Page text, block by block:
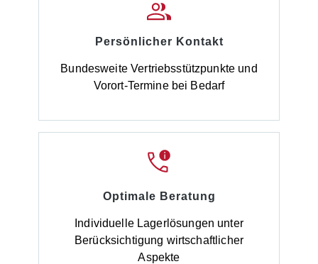
Persönlicher Kontakt
Bundesweite Vertriebsstützpunkte und
Vorort-Termine bei Bedarf
Optimale Beratung
Individuelle Lagerlösungen unter
Berücksichtigung wirtschaftlicher
Aspekte